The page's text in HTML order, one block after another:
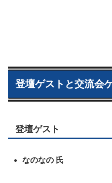
登壇ゲストと交流会
登壇ゲスト
なのなの 氏